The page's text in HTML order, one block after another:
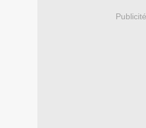
Publicité